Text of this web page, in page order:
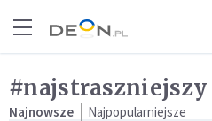
#najstraszniejszy
Najnowsze Najpopularniejsze